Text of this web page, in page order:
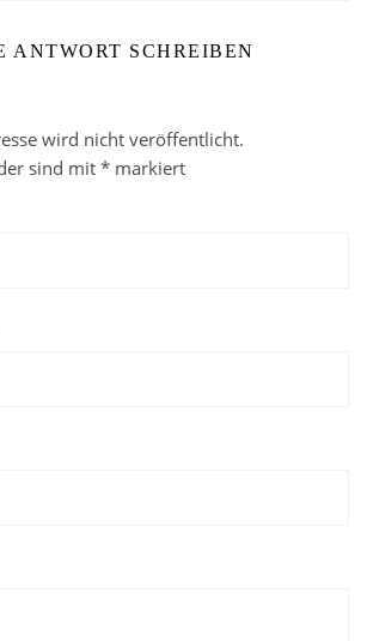
ANTWORT SCHREIBEN
wird nicht veröffentlicht.
sind mit * markiert